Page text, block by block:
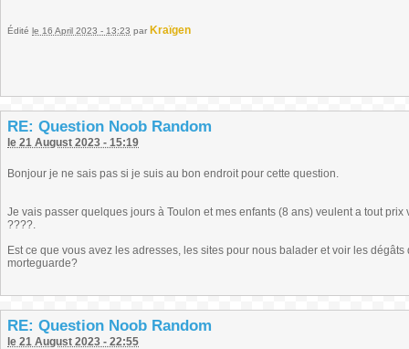
Édité le 16 April 2023 - 13:23 par Kraïgen
RE: Question Noob Random
le 21 August 2023 - 15:19
Bonjour je ne sais pas si je suis au bon endroit pour cette question.
Je vais passer quelques jours à Toulon et mes enfants (8 ans) veulent a tout
????.
Est ce que vous avez les adresses, les sites pour nous balader et voir les
morteguarde?
RE: Question Noob Random
le 21 August 2023 - 22:55